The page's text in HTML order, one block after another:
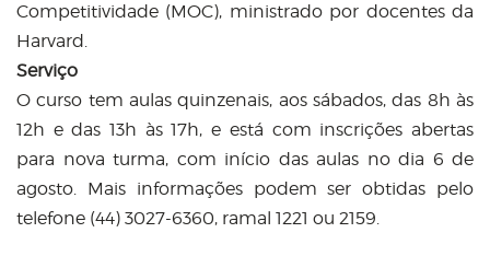
Competitividade (MOC), ministrado por docentes da
Harvard.
Serviço
O curso tem aulas quinzenais, aos sábados, das 8h às
12h e das 13h às 17h, e está com inscrições abertas
para nova turma, com início das aulas no dia 6 de
agosto. Mais informações podem ser obtidas pelo
telefone (44) 3027-6360, ramal 1221 ou 2159.